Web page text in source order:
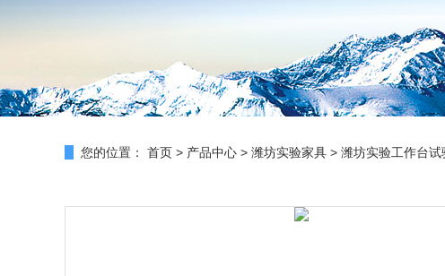
您的位置： 首页 > 产品中心 > 潍坊实验家具 > 潍坊实验工作台试